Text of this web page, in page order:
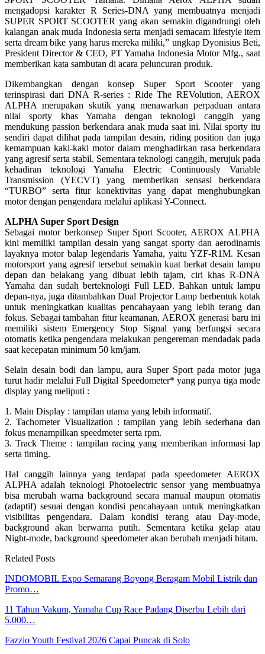
mengadopsi karakter R Series-DNA yang membuatnya menjadi
SUPER SPORT SCOOTER yang akan semakin digandrungi oleh
kalangan anak muda Indonesia serta menjadi semacam lifestyle item
serta dream bike yang harus mereka miliki,” ungkap Dyonisius Beti,
President Director & CEO, PT Yamaha Indonesia Motor Mfg., saat
memberikan kata sambutan di acara peluncuran produk.
Dikembangkan dengan konsep Super Sport Scooter yang
terinspirasi dari DNA R-series : Ride The REVolution, AEROX
ALPHA merupakan skutik yang menawarkan perpaduan antara
nilai sporty khas Yamaha dengan teknologi canggih yang
mendukung passion berkendara anak muda saat ini. Nilai sporty itu
sendiri dapat dilihat pada tampilan desain, riding position dan juga
kemampuan kaki-kaki motor dalam menghadirkan rasa berkendara
yang agresif serta stabil. Sementara teknologi canggih, merujuk pada
kehadiran teknologi Yamaha Electric Continuously Variable
Transmission (YECVT) yang memberikan sensasi berkendara
“TURBO” serta fitur konektivitas yang dapat menghubungkan
motor dengan pengendara melalui aplikasi Y-Connect.
ALPHA Super Sport Design
Sebagai motor berkonsep Super Sport Scooter, AEROX ALPHA
kini memiliki tampilan desain yang sangat sporty dan aerodinamis
layaknya motor balap legendaris Yamaha, yaitu YZF-R1M. Kesan
motorsport yang agresif tersebut semakin kuat berkat desain lampu
depan dan belakang yang dibuat lebih tajam, ciri khas R-DNA
Yamaha dan sudah berteknologi Full LED. Bahkan untuk lampu
depan-nya, juga ditambahkan Dual Projector Lamp berbentuk kotak
untuk meningkatkan kualitas pencahayaan yang lebih terang dan
fokus. Sebagai tambahan fitur keamanan, AEROX generasi baru ini
memiliki sistem Emergency Stop Signal yang berfungsi secara
otomatis ketika pengendara melakukan pengereman mendadak pada
saat kecepatan minimum 50 km/jam.
Selain desain bodi dan lampu, aura Super Sport pada motor juga
turut hadir melalui Full Digital Speedometer* yang punya tiga mode
display yang meliputi :
1. Main Display : tampilan utama yang lebih informatif.
2. Tachometer Visualization : tampilan yang lebih sederhana dan
fokus menampilkan speedmeter serta rpm.
3. Track Theme : tampilan racing yang memberikan informasi lap
serta timing.
Hal canggih lainnya yang terdapat pada speedometer AEROX
ALPHA adalah teknologi Photoelectric sensor yang membuatnya
bisa merubah warna background secara manual maupun otomatis
(adaptif) sesuai dengan kondisi pencahayaan untuk meningkatkan
visibilitas pengendara. Dalam kondisi terang atau Day-mode,
background akan berwarna putih. Sementara ketika gelap atau
Night-mode, background speedometer akan berubah menjadi hitam.
Related Posts
INDOMOBIL Expo Semarang Boyong Beragam Mobil Listrik dan
Promo…
11 Tahun Vakum, Yamaha Cup Race Padang Diserbu Lebih dari
5.000…
Fazzio Youth Festival 2026 Capai Puncak di Solo